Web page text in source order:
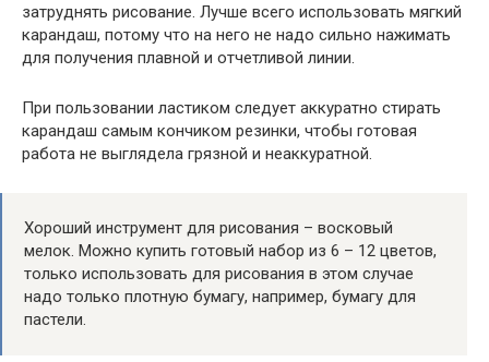
затруднять рисование. Лучше всего использовать мягкий
карандаш, потому что на него не надо сильно нажимать
для получения плавной и отчетливой линии.
При пользовании ластиком следует аккуратно стирать
карандаш самым кончиком резинки, чтобы готовая
работа не выглядела грязной и неаккуратной.
Хороший инструмент для рисования – восковый
мелок. Можно купить готовый набор из 6 – 12 цветов,
только использовать для рисования в этом случае
надо только плотную бумагу, например, бумагу для
пастели.